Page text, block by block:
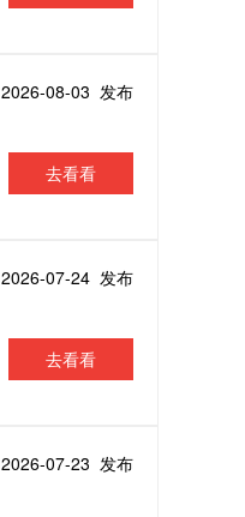
2026-08-03 发布
去看看
2026-07-24 发布
去看看
2026-07-23 发布